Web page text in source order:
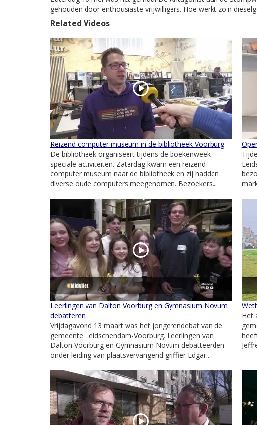
gehouden door enthousiaste vrijwilligers. Hoe werkt zo'n
Related Videos
Reizend computer museum in de bibliotheek Voorburg
De bibliotheek organiseert tijdens de boekenweek
speciale activiteiten. Zaterdag kwam een reizend
computer museum naar de bibliotheek en zij hadden
diverse oude computers meegenomen. Bezoekers...
Leerlingen van Dalton Voorburg en Gymnasium Novum
debatteren
Vrijdagavond 13 maart was het jongerendebat van de
gemeente Leidschendam-Voorburg. Leerlingen van
Dalton Voorburg en Gymnasium Novum debatteerden
onder leiding van plaatsvervangend griffier Edgar...
Het